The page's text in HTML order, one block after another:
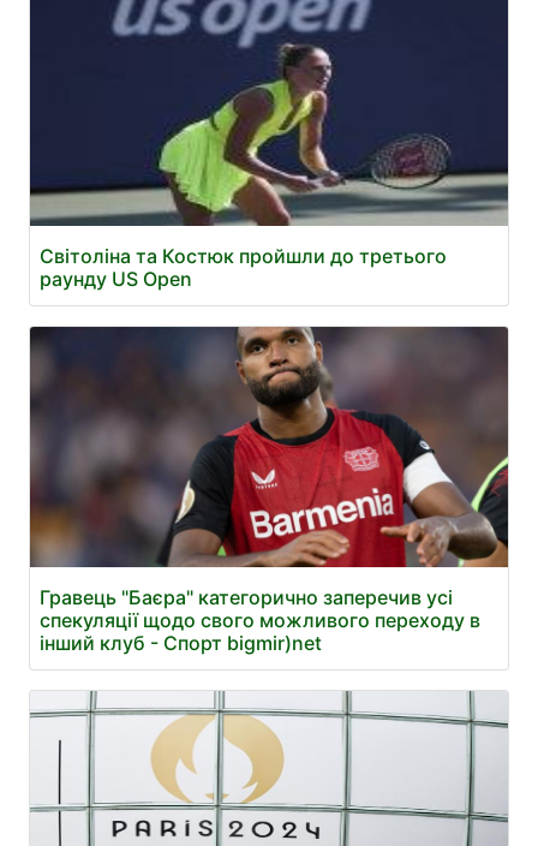
Світоліна та Костюк пройшли до третього
раунду US Open
Гравець "Баєра" категорично заперечив усі
спекуляції щодо свого можливого переходу в
інший клуб - Спорт bigmir)net